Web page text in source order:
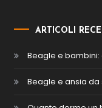
ARTICOLI
Beagle e bambini:
Beagle e ansia